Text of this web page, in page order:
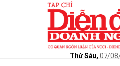
Thứ Sáu, 07/